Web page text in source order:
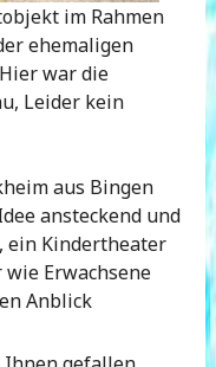
im Rahmen
ehemaligen
war die
Leider kein
aus Bingen
ansteckend und
ein Kindertheater
Erwachsene
Anblick